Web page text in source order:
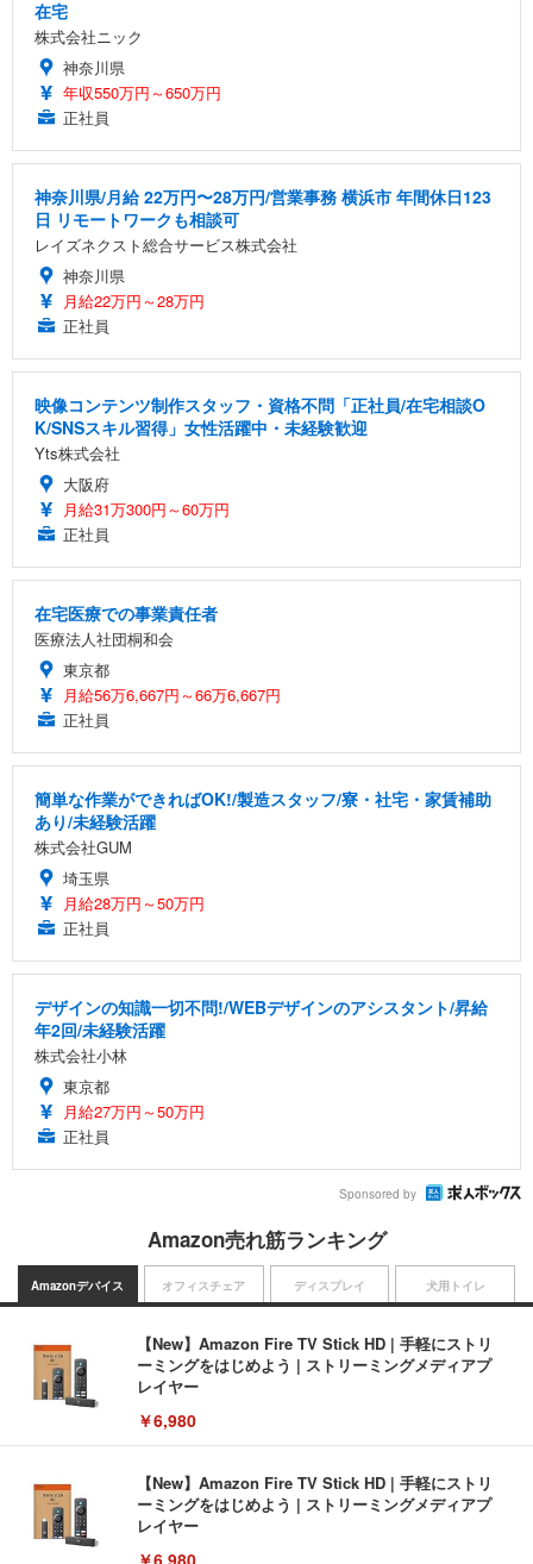
在宅
株式会社ニック
神奈川県
年収550万円～650万円
正社員
神奈川県/月給 22万円〜28万円/営業事務 横浜市 年間休日123
日 リモートワークも相談可
レイズネクスト総合サービス株式会社
神奈川県
月給22万円～28万円
正社員
映像コンテンツ制作スタッフ・資格不問「正社員/在宅相談O
K/SNSスキル習得」女性活躍中・未経験歓迎
Yts株式会社
大阪府
月給31万300円～60万円
正社員
在宅医療での事業責任者
医療法人社団桐和会
東京都
月給56万6,667円～66万6,667円
正社員
簡単な作業ができればOK!/製造スタッフ/寮・社宅・家賃補助
あり/未経験活躍
株式会社GUM
埼玉県
月給28万円～50万円
正社員
デザインの知識一切不問!/WEBデザインのアシスタント/昇給
年2回/未経験活躍
株式会社小林
東京都
月給27万円～50万円
正社員
Sponsored by
Amazon売れ筋ランキング
Amazonデバイス
【New】Amazon Fire TV Stick HD | 手軽にストリ
ーミングをはじめよう | ストリーミングメディアプ
レイヤー
￥6,980
【New】Amazon Fire TV Stick HD | 手軽にストリ
ーミングをはじめよう | ストリーミングメディアプ
レイヤー
￥6,980
オフィスチェア ディスプレイ 犬用トイレ